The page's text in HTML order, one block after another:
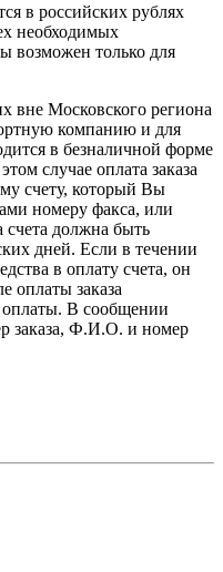
в российских рублях
необходимых
возможен только для
вне Московского региона
компанию и для
в безналичной форме
случае оплата заказа
счету, который Вы
номеру факса, или
счета должна быть
дней. Если в течении
в оплату счета, он
оплаты заказа
оплаты. В сообщении
заказа, Ф.И.О. и номер